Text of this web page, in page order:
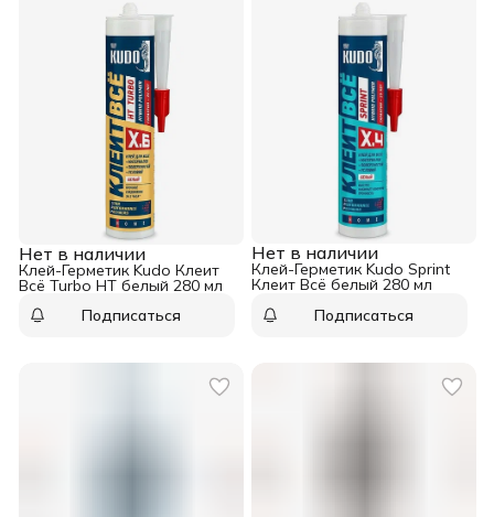
Нет в наличии
Клей-Герметик Kudo Клеит
Всё Turbo HT белый 280 мл
Подписаться
Нет в наличии
Клей-Герметик Kudo Sprint
Клеит Всё белый 280 мл
Подписаться